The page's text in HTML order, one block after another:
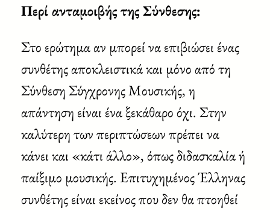
Περί ανταμοιβής της Σύνθεσης:
Στο ερώτημα αν μπορεί να επιβιώσει ένας
συνθέτης αποκλειστικά και μόνο από τη
Σύνθεση Σύγχρονης Μουσικής, η
απάντηση είναι ένα ξεκάθαρο όχι. Στην
καλύτερη των περιπτώσεων πρέπει να
κάνει και «κάτι άλλο», όπως διδασκαλία ή
παίξιμο μουσικής. Επιτυχημένος Έλληνας
συνθέτης είναι εκείνος που δεν θα πτοηθεί